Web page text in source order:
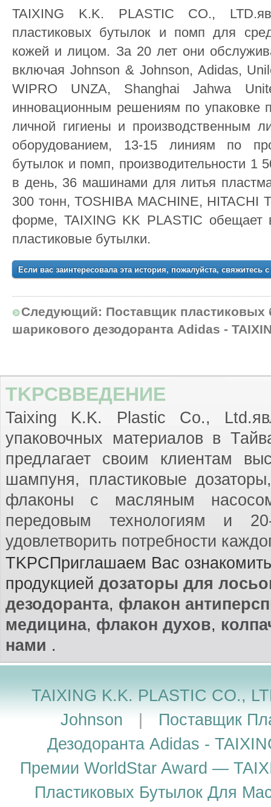
TAIXING K.K. PLASTIC CO.,
пластиковых бутылок и помп для
кожей и лицом. За 20 лет они
включая Johnson & Johnson, Adidas,
WIPRO UNZA, Shanghai Jahwa
инновационным решениям по упаковке
личной гигиены и производственным
оборудованием, 13-15 линиям по
бутылок и помп, производительности 1
в день, 36 машинами для литья
300 тонн, TOSHIBA MACHINE, HITACHI
форме, TAIXING KK PLASTIC обещает
пластиковые бутылки.
Если вас заинтересовала эта история, пожалуйста, свяжитесь
Следующий: Поставщик пластиковых
шарикового дезодоранта Adidas -
TKPCВВЕДЕНИЕ
Taixing K.K. Plastic Co.,
упаковочных материалов в
предлагает своим клиентам
шампуня, пластиковые
флаконы с масляным
передовым технологиям и 20-
удовлетворить потребности
TKPCПриглашаем Вас
продукцией дозаторы для
дезодоранта, флакон
медицина, флакон духов,
нами .
TAIXING K.K. PLASTIC CO.,
Johnson
Поставщик
Дезодоранта Adidas -
Премии WorldStar Award —
Пластиковых Бутылок Для